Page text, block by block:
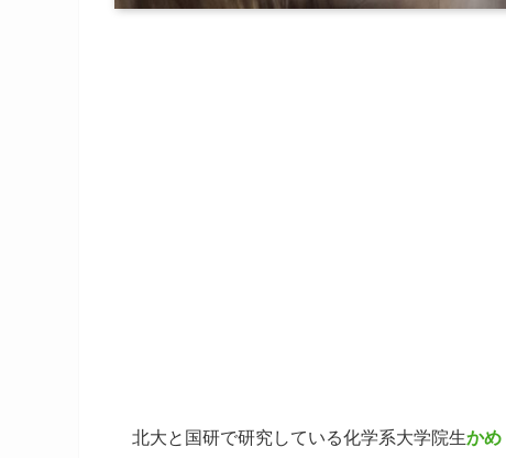
北大と国研で研究している化学系大学院生かめ